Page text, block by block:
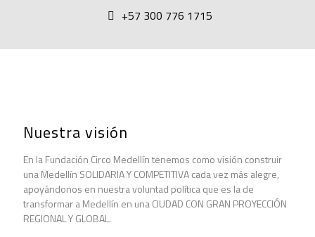
+57 300 776 1715
Nuestra visión
En la Fundación Circo Medellín tenemos como visión construir
una Medellín SOLIDARIA Y COMPETITIVA cada vez más alegre,
apoyándonos en nuestra voluntad política que es la de
transformar a Medellín en una CIUDAD CON GRAN PROYECCIÓN
REGIONAL Y GLOBAL.